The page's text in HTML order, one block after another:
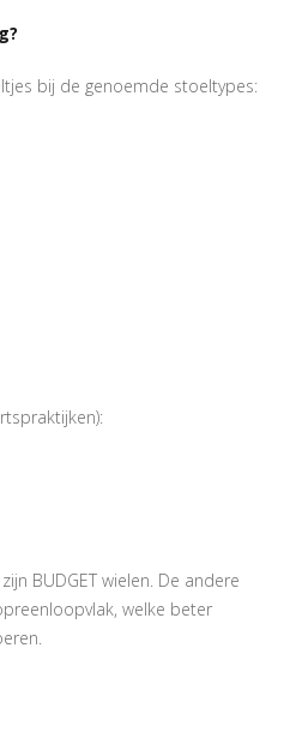
bij de genoemde stoeltypes:
BUDGET wielen. De andere
welke beter